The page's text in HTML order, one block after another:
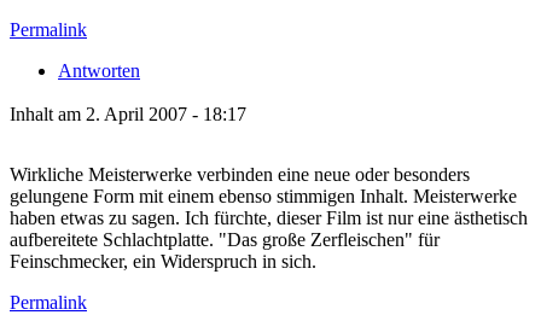
Permalink
Antworten
Inhalt am 2. April 2007 - 18:17
Wirkliche Meisterwerke verbinden eine neue oder besonders
gelungene Form mit einem ebenso stimmigen Inhalt. Meisterwerke
haben etwas zu sagen. Ich fürchte, dieser Film ist nur eine ästhetisch
aufbereitete Schlachtplatte. "Das große Zerfleischen" für
Feinschmecker, ein Widerspruch in sich.
Permalink